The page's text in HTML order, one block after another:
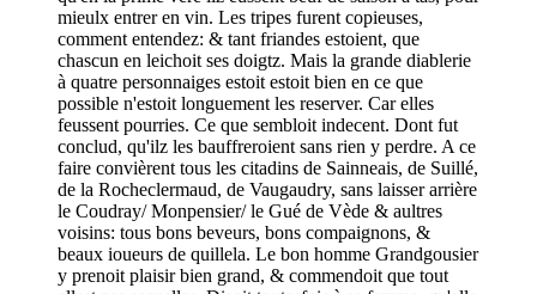
mieulx entrer en vin. Les tripes furent copieuses,
comment entendez: & tant friandes estoient, que
chascun en leichoit ses doigtz. Mais la grande diablerie
à quatre personnaiges estoit estoit bien en ce que
possible n'estoit longuement les reserver. Car elles
feussent pourries. Ce que sembloit indecent. Dont fut
conclud, qu'ilz les bauffreroient sans rien y perdre. A ce
faire convièrent tous les citadins de Sainneais, de Suillé,
de la Rocheclermaud, de Vaugaudry, sans laisser arrière
le Coudray/ Monpensier/ le Gué de Vède & aultres
voisins: tous bons beveurs, bons compaignons, &
beaux ioueurs de quillela. Le bon homme Grandgousier
y prenoit plaisir bien grand, & commendoit que tout